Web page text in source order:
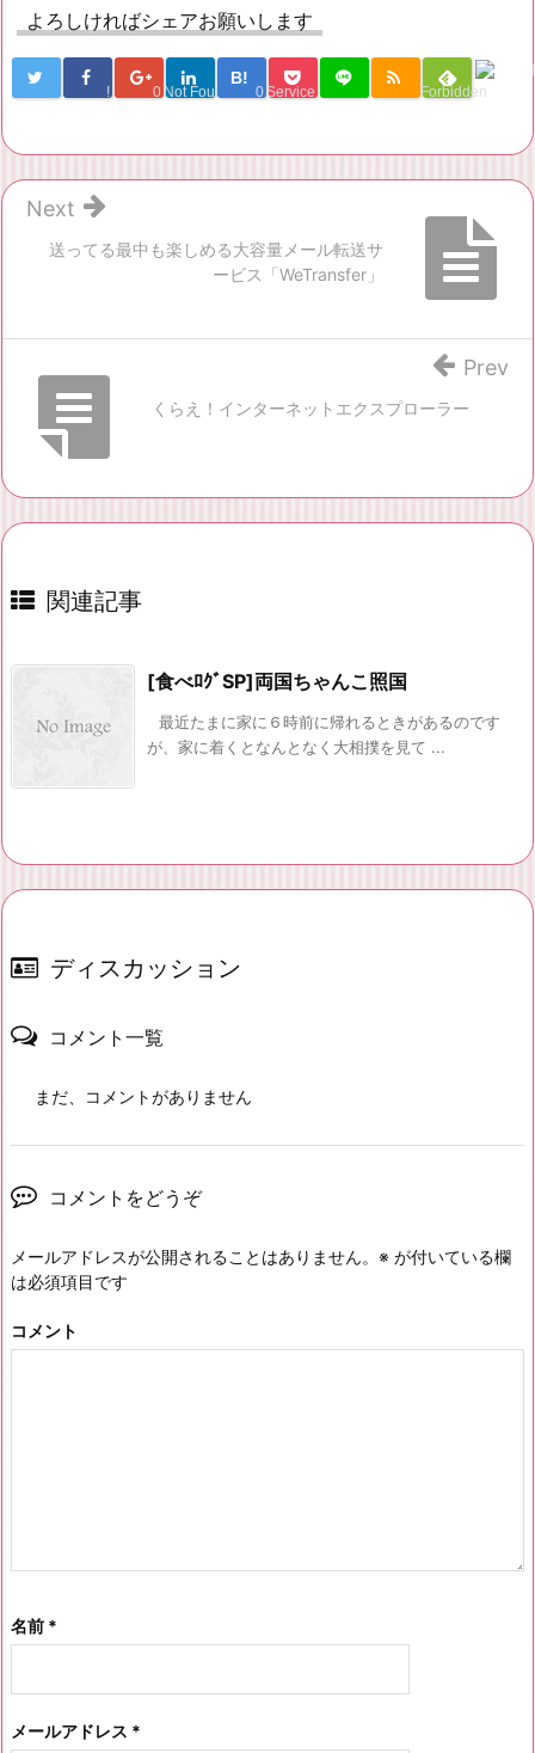
よろしければシェアお願いします
! 0 Not Found
B!
0 Service Una Forbidden
送ってる最中も楽しめる大容量メール転送サ
ービス「WeTransfer」
Next
くらえ！インターネットエクスプローラー
Prev
関連記事
[食べﾛｸﾞSP]両国ちゃんこ照国
最近たまに家に６時前に帰れるときがあるのです
が、家に着くとなんとなく大相撲を見て ...
ディスカッション
コメント一覧
まだ、コメントがありません
コメントをどうぞ
メールアドレスが公開されることはありません。 ※ が付いている欄
は必須項目です
コメント
名前 *
メールアドレス *